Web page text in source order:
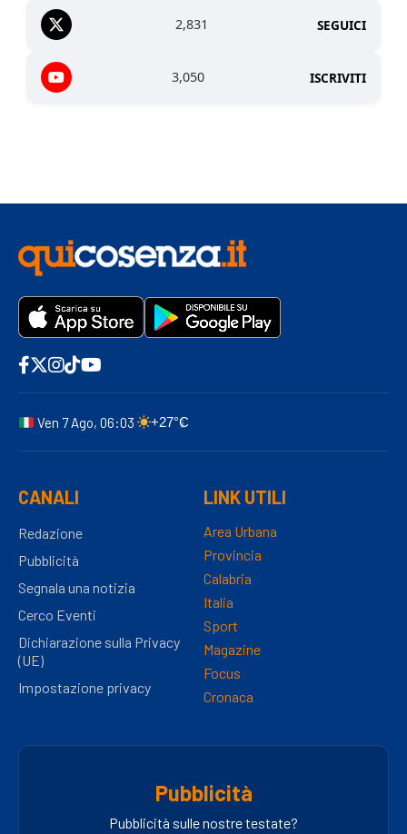
2,831 SEGUICI
3,050 ISCRIVITI
Ven 7 Ago, 06:03 +27°C
CANALI
Redazione
Pubblicità
Segnala una notizia
Cerco Eventi
Dichiarazione sulla Privacy
(UE)
Impostazione privacy
LINK UTILI
Area Urbana
Provincia
Calabria
Italia
Sport
Magazine
Focus
Cronaca
Pubblicità
Pubblicità sulle nostre testate?